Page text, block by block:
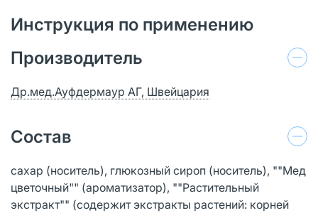
Инструкция по применению
Производитель
Др.мед.Ауфдермаур АГ, Швейцария
Состав
сахар (носитель), глюкозный сироп (носитель), ""Мед
цветочный"" (ароматизатор), ""Растительный
экстракт"" (содержит экстракты растений: корней